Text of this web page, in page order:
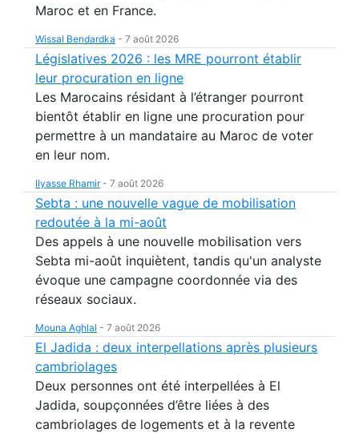
Maroc et en France.
Wissal Bendardka - 7 août 2026
Législatives 2026 : les MRE pourront établir
leur procuration en ligne
Les Marocains résidant à l’étranger pourront
bientôt établir en ligne une procuration pour
permettre à un mandataire au Maroc de voter
en leur nom.
Ilyasse Rhamir- 7 août 2026
Sebta : une nouvelle vague de mobilisation
redoutée à la mi-août
Des appels à une nouvelle mobilisation vers
Sebta mi-août inquiètent, tandis qu'un analyste
évoque une campagne coordonnée via des
réseaux sociaux.
Mouna Aghlal - 7 août 2026
El Jadida : deux interpellations après plusieurs
cambriolages
Deux personnes ont été interpellées à El
Jadida, soupçonnées d’être liées à des
cambriolages de logements et à la revente